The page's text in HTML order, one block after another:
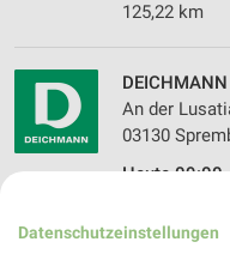
125,22 km
An der
03130
Heute 09:00
Datenschutzeinstellungen